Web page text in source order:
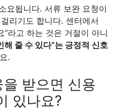
요됩니다. 서류 보완 요청이
리기도 합니다. 센터에서
”라고 하는 것은 거절이 아니
해 줄 수 있다”는 긍정적 신호
.
받으면 신용
있나요?